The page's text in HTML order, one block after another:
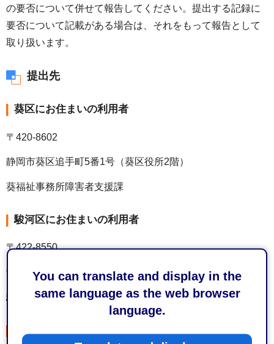
You can translate and display in the
same language as the web browser
language.
の要否について併せて報告してください。提出する記録に
要否について記載がある場合は、それをもって報告として
取り扱います。
提出先
葵区にお住まいの利用者
〒420-8602
静岡市葵区追手町5番1号（葵区役所2階）
葵福祉事務所障害者支援課
駿河区にお住まいの利用者
〒422-8550
静岡市駿河区南八幡町10番40号（駿河区役所1階）
駿河福祉事務所障害者支援課